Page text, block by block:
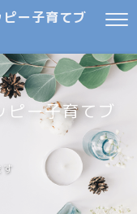
ー子育てブ
ピー子育てブ